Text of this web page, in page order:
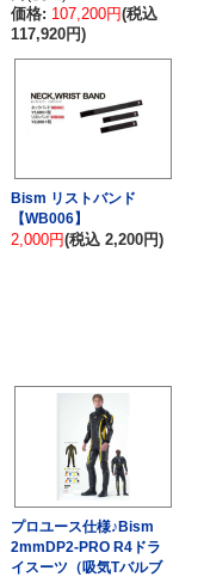
価格: 107,200円(税込
117,920円)
Bism リストバンド
【WB006】
2,000円(税込 2,200円)
プロユース仕様♪Bism
2mmDP2-PRO R4ドラ
イスーツ（吸気Tバルブ